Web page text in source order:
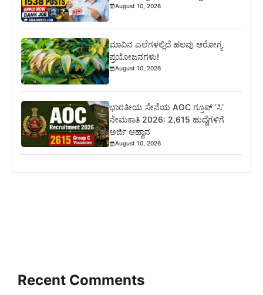
August 10, 2026
ಮಾವಿನ ಎಲೆಗಳಲ್ಲಿದೆ ಹಲವು ಆರೋಗ್ಯ
ಪ್ರಯೋಜನಗಳು!
August 10, 2026
ಭಾರತೀಯ ಸೇನೆಯ AOC ಗ್ರೂಪ್ ‘ಸಿ’
ನೇಮಕಾತಿ 2026: 2,615 ಹುದ್ದೆಗಳಿಗೆ
ಅರ್ಜಿ ಆಹ್ವಾನ
August 10, 2026
Recent Comments